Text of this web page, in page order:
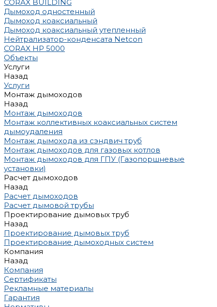
CORAX BUILDING
Дымоход одностенный
Дымоход коаксиальный
Дымоход коаксиальный утепленный
Нейтрализатор-конденсата Netcon
CORAX HP 5000
Объекты
Услуги
Назад
Услуги
Монтаж дымоходов
Назад
Монтаж дымоходов
Монтаж коллективных коаксиальных систем
дымоудаления
Монтаж дымохода из сэндвич труб
Монтаж дымоходов для газовых котлов
Монтаж дымоходов для ГПУ (Газопоршневые
установки)
Расчет дымоходов
Назад
Расчет дымоходов
Расчет дымовой трубы
Проектирование дымовых труб
Назад
Проектирование дымовых труб
Проектирование дымоходных систем
Компания
Назад
Компания
Сертификаты
Рекламные материалы
Гарантия